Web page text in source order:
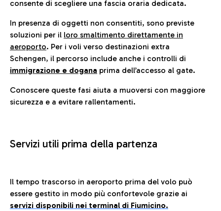
consente di scegliere una fascia oraria dedicata.
In presenza di oggetti non consentiti, sono previste
soluzioni per il loro smaltimento direttamente in
aeroporto. Per i voli verso destinazioni extra
Schengen, il percorso include anche i controlli di
immigrazione e dogana prima dell’accesso al gate.
Conoscere queste fasi aiuta a muoversi con maggiore
sicurezza e a evitare rallentamenti.
Servizi utili prima della partenza
Il tempo trascorso in aeroporto prima del volo può
essere gestito in modo più confortevole grazie ai
servizi disponibili nei terminal di Fiumicino.